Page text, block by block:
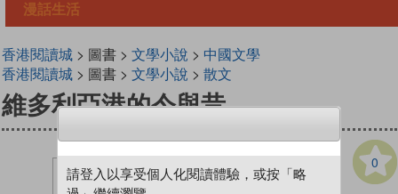
漫話生活
香港閱讀城> 圖書 > 文學小說 > 中國文學
香港閱讀城> 圖書 > 文學小說 > 散文
維多利亞港的今與昔
0
請登入以享受個人化閱讀體驗，或按「略